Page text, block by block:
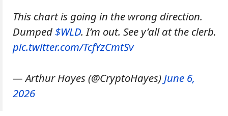
This chart is going in the wrong direction.
Dumped$WLD. I’m out. See y’all at the clerb.
pic.twitter.com/TcfYzCmtSv
— Arthur Hayes (@CryptoHayes) June 6,
2026